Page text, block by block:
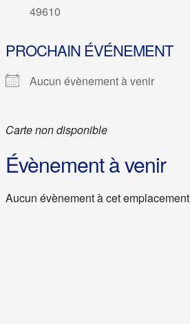
49610
PROCHAIN ÉVÉNEMENT
Aucun évènement à venir
Carte non disponible
Évènement à venir
Aucun évènement à cet emplacement